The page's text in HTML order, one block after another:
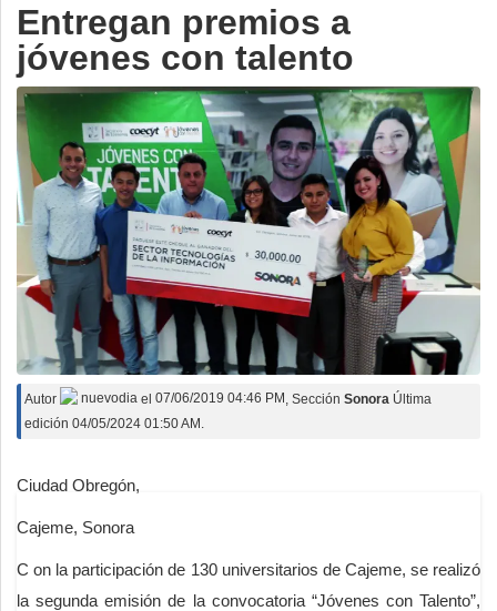
Entregan premios a
jóvenes con talento
Autor nuevodia el 07/06/2019 04:46 PM , Sección Sonora Última
edición 04/05/2024 01:50 AM.
Ciudad Obregón,
Cajeme, Sonora
C on la participación de 130 universitarios de Cajeme, se realizó
la segunda emisión de la convocatoria “Jóvenes con Talento”,